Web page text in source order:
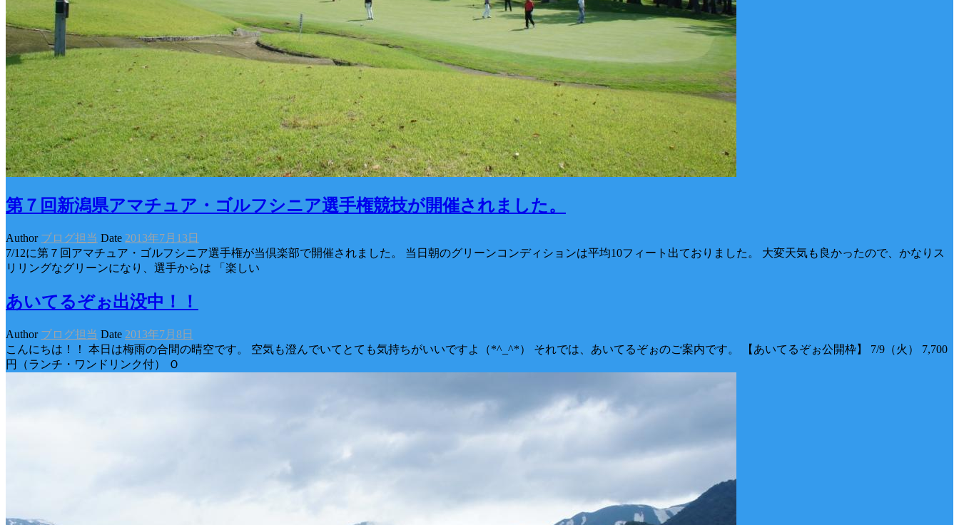
第７回新潟県アマチュア・ゴルフシニア選手権競技が開催されました。
Author ブログ担当 Date 2013年7月13日
7/12に第７回アマチュア・ゴルフシニア選手権が当倶楽部で開催されました。 当日朝のグリーンコンディションは平均10フィート出ておりました。 大変天気も良かったので、かなりス
リリングなグリーンになり、選手からは 「楽しい
あいてるぞぉ出没中！！
Author ブログ担当 Date 2013年7月8日
こんにちは！！ 本日は梅雨の合間の晴空です。 空気も澄んでいてとても気持ちがいいですよ（*^_^*） それでは、あいてるぞぉのご案内です。 【あいてるぞぉ公開枠】 7/9（火） 7,700
円（ランチ・ワンドリンク付） Ｏ